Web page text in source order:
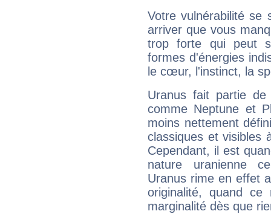
Votre vulnérabilité se
arriver que vous
trop forte qui peut
formes d'énergies
le cœur, l'instinct, la
Uranus fait partie
comme Neptune et
moins nettement
classiques et visibles
Cependant, il est
nature uranienne
Uranus rime en effet
originalité, quand ce
marginalité dès que